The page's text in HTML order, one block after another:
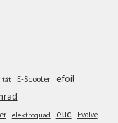
E-Scooter efoil
elektroquad euc
Evolve